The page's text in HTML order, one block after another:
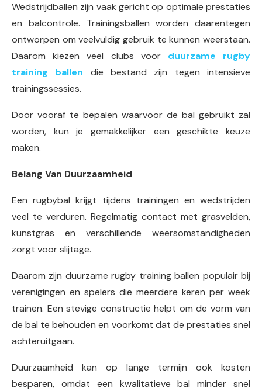
Wedstrijdballen zijn vaak gericht op optimale prestaties
en balcontrole. Trainingsballen worden daarentegen
ontworpen om veelvuldig gebruik te kunnen weerstaan.
Daarom kiezen veel clubs voor duurzame rugby
training ballen die bestand zijn tegen intensieve
trainingssessies.
Door vooraf te bepalen waarvoor de bal gebruikt zal
worden, kun je gemakkelijker een geschikte keuze
maken.
Belang Van Duurzaamheid
Een rugbybal krijgt tijdens trainingen en wedstrijden
veel te verduren. Regelmatig contact met grasvelden,
kunstgras en verschillende weersomstandigheden
zorgt voor slijtage.
Daarom zijn duurzame rugby training ballen populair bij
verenigingen en spelers die meerdere keren per week
trainen. Een stevige constructie helpt om de vorm van
de bal te behouden en voorkomt dat de prestaties snel
achteruitgaan.
Duurzaamheid kan op lange termijn ook kosten
besparen, omdat een kwalitatieve bal minder snel